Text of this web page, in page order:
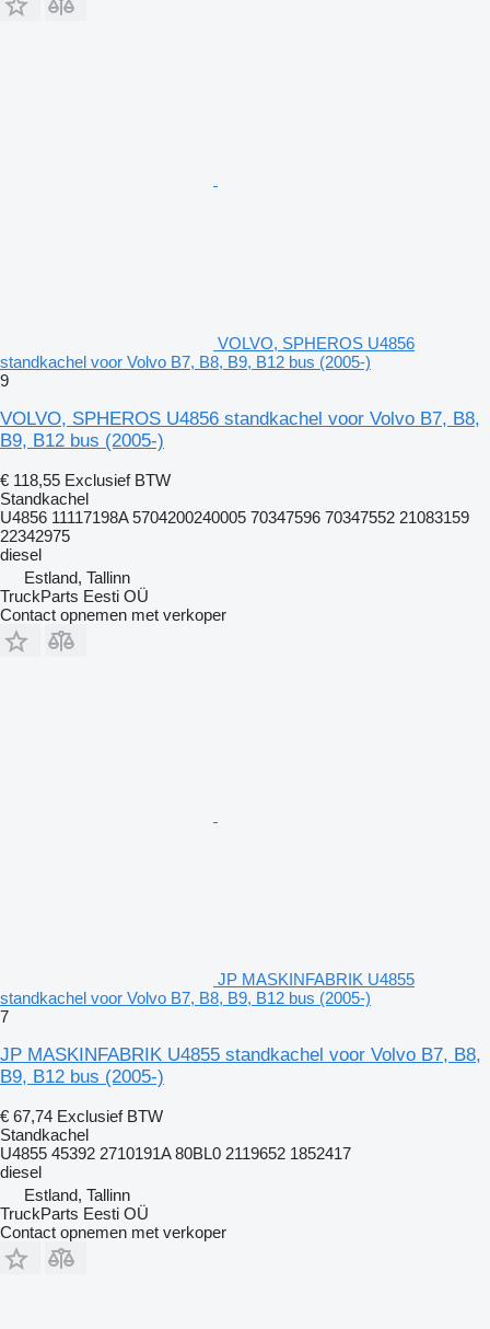
VOLVO, SPHEROS U4856
standkachel voor Volvo B7, B8, B9, B12 bus (2005-)
9
VOLVO, SPHEROS U4856 standkachel voor Volvo B7, B8,
B9, B12 bus (2005-)
€ 118,55 Exclusief BTW
Standkachel
U4856 11117198A 5704200240005 70347596 70347552 21083159
22342975
diesel
Estland, Tallinn
TruckParts Eesti OÜ
Contact opnemen met verkoper
JP MASKINFABRIK U4855
standkachel voor Volvo B7, B8, B9, B12 bus (2005-)
7
JP MASKINFABRIK U4855 standkachel voor Volvo B7, B8,
B9, B12 bus (2005-)
€ 67,74 Exclusief BTW
Standkachel
U4855 45392 2710191A 80BL0 2119652 1852417
diesel
Estland, Tallinn
TruckParts Eesti OÜ
Contact opnemen met verkoper